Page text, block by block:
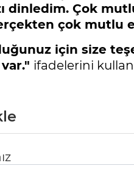
dinledim. Çok
çok mutlu
için size
ifadelerini